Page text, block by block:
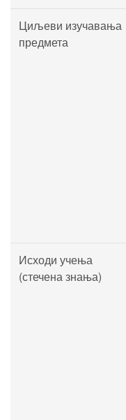
Циљеви изучавања
предмета
Исходи учења
(стечена знања)